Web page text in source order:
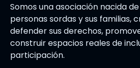
Somos una asociación nacida
personas sordas y sus familias,
defender sus derechos,
construir espacios reales de
participación.